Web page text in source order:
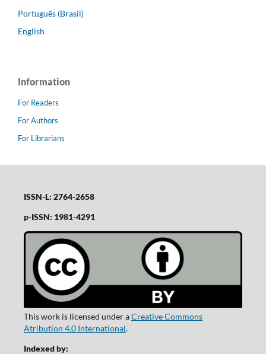
Português (Brasil)
English
Information
For Readers
For Authors
For Librarians
ISSN-L: 2764-2658
p-ISSN: 1981-4291
This work is licensed under aCreative Commons
Atribution 4.0 International.
Indexed by: